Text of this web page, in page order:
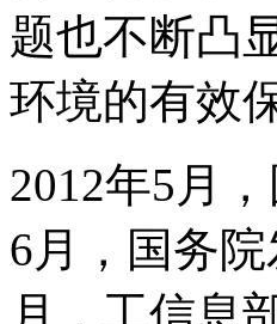
题也不断凸
环境的有效
2012年5月
6月，国务